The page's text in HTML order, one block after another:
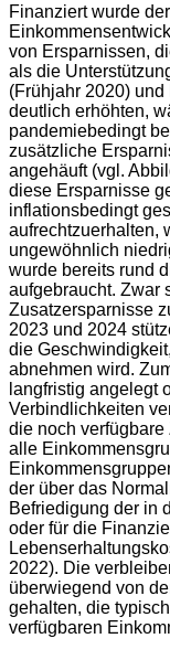
Finanziert wurde
von Ersparnissen,
als die
(Frühjahr 2020)
deutlich erhöhten,
pandemiebedingt
zusätzliche
angehäuft (vgl.
diese Ersparnisse
inflationsbedingt
aufrechtzuerhalten,
ungewöhnlich
wurde bereits rund
aufgebraucht. Zwar
Zusatzersparnisse
2023 und 2024
die
abnehmen wird.
langfristig angelegt
Verbindlichkeiten
die noch
alle
der über das
Befriedigung der in
oder für die
2022). Die
überwiegend von
gehalten, die
verfügbaren